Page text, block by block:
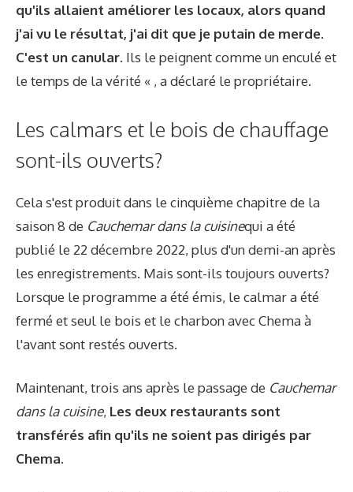
qu'ils allaient améliorer les locaux, alors quand
j'ai vu le résultat, j'ai dit que je putain de merde.
C'est un canular. Ils le peignent comme un enculé et
le temps de la vérité « , a déclaré le propriétaire.
Les calmars et le bois de chauffage
sont-ils ouverts?
Cela s'est produit dans le cinquième chapitre de la
saison 8 de Cauchemar dans la cuisinequi a été
publié le 22 décembre 2022, plus d'un demi-an après
les enregistrements. Mais sont-ils toujours ouverts?
Lorsque le programme a été émis, le calmar a été
fermé et seul le bois et le charbon avec Chema à
l'avant sont restés ouverts.
Maintenant, trois ans après le passage de Cauchemar
dans la cuisine, Les deux restaurants sont
transférés afin qu'ils ne soient pas dirigés par
Chema.